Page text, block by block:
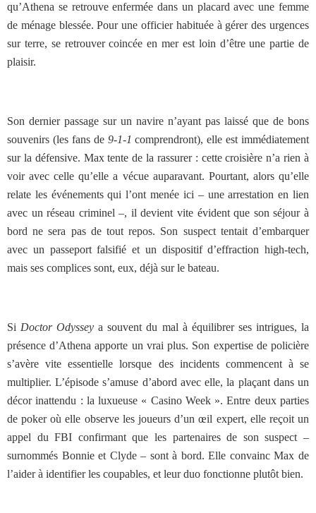
qu’Athena se retrouve enfermée dans un placard avec une femme
de ménage blessée. Pour une officier habituée à gérer des urgences
sur terre, se retrouver coincée en mer est loin d’être une partie de
plaisir.
Son dernier passage sur un navire n’ayant pas laissé que de bons
souvenirs (les fans de9-1-1 comprendront), elle est immédiatement
sur la défensive. Max tente de la rassurer : cette croisière n’a rien à
voir avec celle qu’elle a vécue auparavant. Pourtant, alors qu’elle
relate les événements qui l’ont menée ici – une arrestation en lien
avec un réseau criminel –, il devient vite évident que son séjour à
bord ne sera pas de tout repos. Son suspect tentait d’embarquer
avec un passeport falsifié et un dispositif d’effraction high-tech,
mais ses complices sont, eux, déjà sur le bateau.
Si Doctor Odyssey a souvent du mal à équilibrer ses intrigues, la
présence d’Athena apporte un vrai plus. Son expertise de policière
s’avère vite essentielle lorsque des incidents commencent à se
multiplier. L’épisode s’amuse d’abord avec elle, la plaçant dans un
décor inattendu : la luxueuse « Casino Week ». Entre deux parties
de poker où elle observe les joueurs d’un œil expert, elle reçoit un
appel du FBI confirmant que les partenaires de son suspect –
surnommés Bonnie et Clyde – sont à bord. Elle convainc Max de
l’aider à identifier les coupables, et leur duo fonctionne plutôt bien.